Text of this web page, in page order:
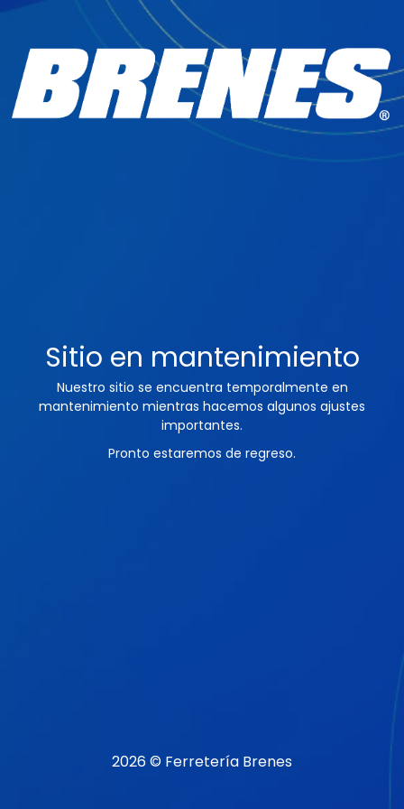
Sitio en mantenimiento
Nuestro sitio se encuentra temporalmente en
mantenimiento mientras hacemos algunos ajustes
importantes.
Pronto estaremos de regreso.
2026 © Ferretería Brenes